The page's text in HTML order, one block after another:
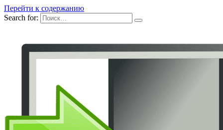
Перейти к содержанию
Search for: